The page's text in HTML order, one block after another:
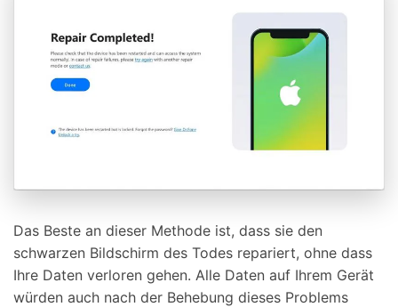
Das Beste an dieser Methode ist, dass sie den
schwarzen Bildschirm des Todes repariert, ohne dass
Ihre Daten verloren gehen. Alle Daten auf Ihrem Gerät
würden auch nach der Behebung dieses Problems